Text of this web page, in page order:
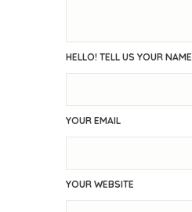
HELLO! TELL US YOUR NAME
YOUR EMAIL
YOUR WEBSITE